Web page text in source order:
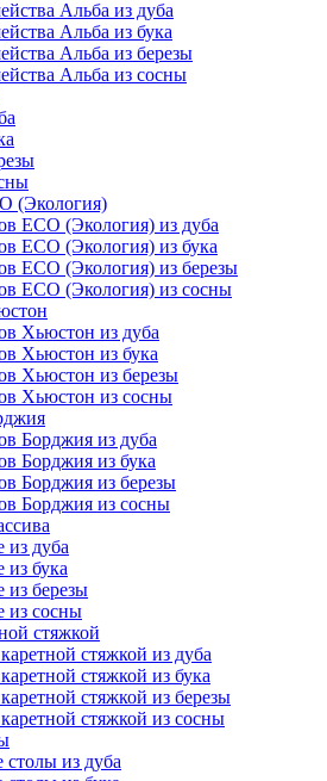
Альба из дуба
Альба из бука
Альба из березы
Альба из сосны
(Экология)
ECO (Экология) из дуба
ECO (Экология) из бука
ECO (Экология) из березы
ECO (Экология) из сосны
Хьюстон из дуба
Хьюстон из бука
Хьюстон из березы
Хьюстон из сосны
Борджия из дуба
Борджия из бука
Борджия из березы
Борджия из сосны
дуба
бука
березы
сосны
стяжкой
стяжкой из дуба
стяжкой из бука
стяжкой из березы
стяжкой из сосны
из дуба